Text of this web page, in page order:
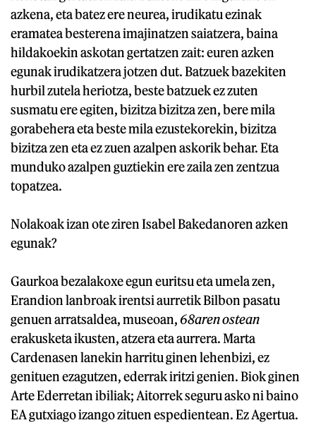
azkena, eta batez ere neurea, irudikatu ezinak
eramatea besterena imajinatzen saiatzera, baina
hildakoekin askotan gertatzen zait: euren azken
egunak irudikatzera jotzen dut. Batzuek bazekiten
hurbil zutela heriotza, beste batzuek ez zuten
susmatu ere egiten, bizitza bizitza zen, bere mila
gorabehera eta beste mila ezustekorekin, bizitza
bizitza zen eta ez zuen azalpen askorik behar. Eta
munduko azalpen guztiekin ere zaila zen zentzua
topatzea.
Nolakoak izan ote ziren Isabel Bakedanoren azken
egunak?
Gaurkoa bezalakoxe egun euritsu eta umela zen,
Erandion lanbroak irentsi aurretik Bilbon pasatu
genuen arratsaldea, museoan,68aren ostean
erakusketa ikusten, atzera eta aurrera. Marta
Cardenasen lanekin harritu ginen lehenbizi, ez
genituen ezagutzen, ederrak iritzi genien. Biok ginen
Arte Ederretan ibiliak; Aitorrek seguru asko ni baino
EA gutxiago izango zituen espedientean. Ez Agertua.